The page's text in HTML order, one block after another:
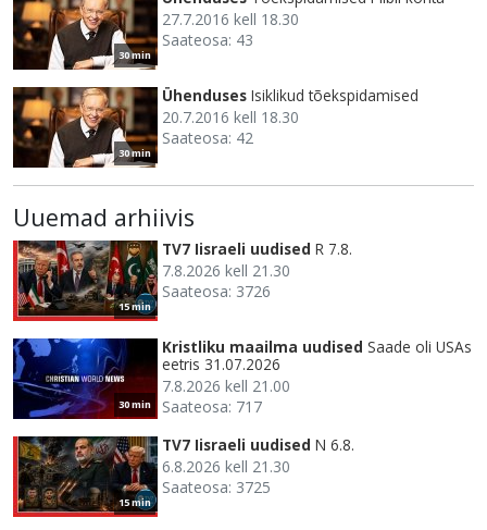
30 min
27.7.2016 kell 18.30
Saateosa: 43
30 min
Ühenduses Isiklikud tõekspidamised
20.7.2016 kell 18.30
Saateosa: 42
Uuemad arhiivis
15 min
TV7 Iisraeli uudised R 7.8.
7.8.2026 kell 21.30
Saateosa: 3726
30 min
Kristliku maailma uudised Saade oli USAs
eetris 31.07.2026
7.8.2026 kell 21.00
Saateosa: 717
15 min
TV7 Iisraeli uudised N 6.8.
6.8.2026 kell 21.30
Saateosa: 3725